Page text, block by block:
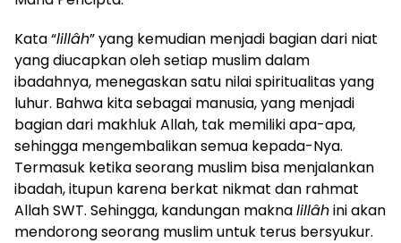
Kata “lillâh” yang kemudian menjadi bagian dari niat
yang diucapkan oleh setiap muslim dalam
ibadahnya, menegaskan satu nilai spiritualitas yang
luhur. Bahwa kita sebagai manusia, yang menjadi
bagian dari makhluk Allah, tak memiliki apa-apa,
sehingga mengembalikan semua kepada-Nya.
Termasuk ketika seorang muslim bisa menjalankan
ibadah, itupun karena berkat nikmat dan rahmat
Allah SWT. Sehingga, kandungan maknalillâhini akan
mendorong seorang muslim untuk terus bersyukur.